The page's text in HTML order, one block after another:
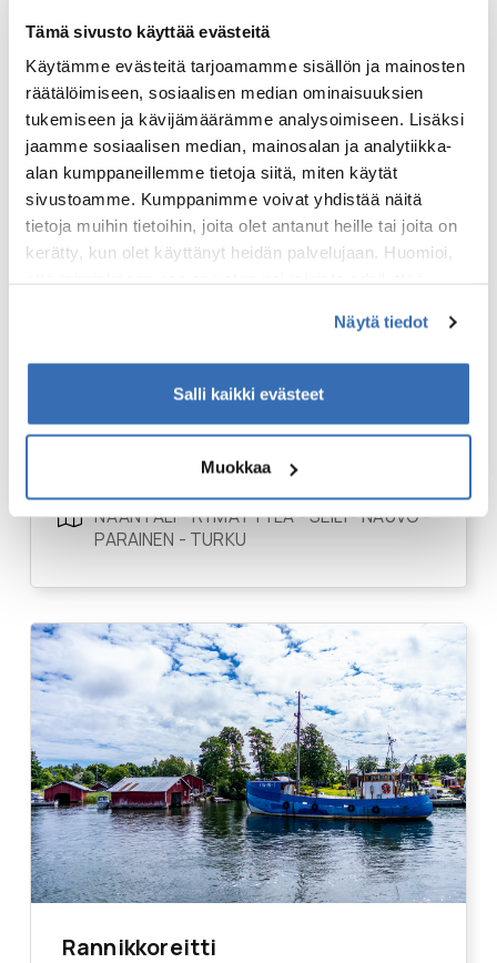
Tämä sivusto käyttää evästeitä
Käytämme evästeitä tarjoamamme sisällön ja mainosten
räätälöimiseen, sosiaalisen median ominaisuuksien
tukemiseen ja kävijämäärämme analysoimiseen. Lisäksi
jaamme sosiaalisen median, mainosalan ja analytiikka-
alan kumppaneillemme tietoja siitä, miten käytät
sivustoamme. Kumppanimme voivat yhdistää näitä
tietoja muihin tietoihin, joita olet antanut heille tai joita on
kerätty, kun olet käyttänyt heidän palvelujaan. Huomioi,
Näytä tiedot
Salli kaikki evästeet
Muokkaa
Mielenkiintoinen tapa päästä lähelle
saaristoa, merituulen tuoksuihin ja
auringon säteiden hellittäväksi on ottaa
alle fillari ja suunnata Pienelle
Rengastielle. Tämä reitti on hieman yli
100 kilometrin mittainen ja sen voi kulkea
kumpaan suuntaan tahansa, esimerkiksi
Naantalista Seilin saaren kautta Nauvoon
ja Turun halki aina takaisin Naantaliin.
Matkan varrella kannattaa pysähtyä
Naantalin vanhassa kaupungissa. Reitti
NAANTALI - RYMÄTTYLÄ - SEILI - NAUVO -
PARAINEN - TURKU
Rannikkoreitti